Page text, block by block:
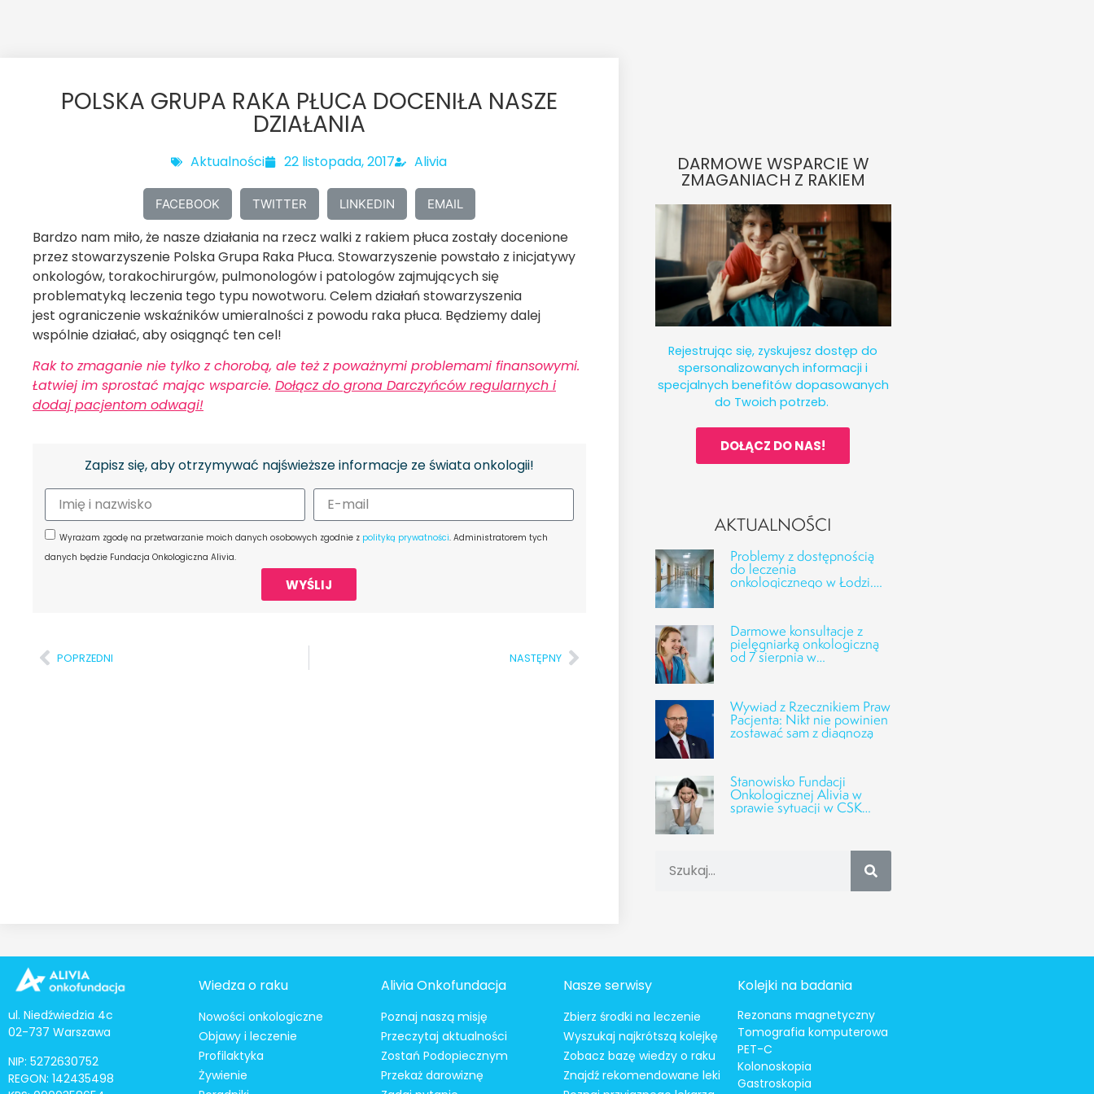
POLSKA GRUPA RAKA PŁUCA DOCENIŁA NASZE
DZIAŁANIA
Aktualności 22 listopada, 2017 Alivia
FACEBOOK TWITTER LINKEDIN EMAIL
Bardzo nam miło, że nasze działania na rzecz walki z rakiem płuca zostały docenione
przez stowarzyszenie Polska Grupa Raka Płuca. Stowarzyszenie powstało z inicjatywy
onkologów, torakochirurgów, pulmonologów i patologów zajmujących się
problematyką leczenia tego typu nowotworu. Celem działań stowarzyszenia
jest ograniczenie wskaźników umieralności z powodu raka płuca. Będziemy dalej
wspólnie działać, aby osiągnąć ten cel!
Rak to zmaganie nie tylko z chorobą, ale też z poważnymi problemami finansowymi.
Łatwiej im sprostać mając wsparcie. Dołącz do grona Darczyńców regularnych i
dodaj pacjentom odwagi!
Zapisz się, aby otrzymywać najświeższe informacje ze świata onkologii!
Wyrażam zgodę na przetwarzanie moich danych osobowych zgodnie z polityką prywatności. Administratorem tych
danych będzie Fundacja Onkologiczna Alivia.
WYŚLIJ
POPRZEDNI NASTĘPNY
DARMOWE WSPARCIE W
ZMAGANIACH Z RAKIEM
Rejestrując się, zyskujesz dostęp do
spersonalizowanych informacji i
specjalnych benefitów dopasowanych
do Twoich potrzeb.
DOŁĄCZ DO NAS!
AKTUALNOŚCI
Problemy z dostępnością
do leczenia
onkologicznego w Łodzi.
Odpowiedzi CSK UMED
Fundacji Alivia
Darmowe konsultacje z
pielęgniarką onkologiczną
od 7 sierpnia w
Onkofundacji Alivia!
Wywiad z Rzecznikiem Praw
Pacjenta: Nikt nie powinien
zostawać sam z diagnozą
Stanowisko Fundacji
Onkologicznej Alivia w
sprawie sytuacji w CSK
UMED w Łodzi
Wiedza o raku Alivia Onkofundacja Nasze serwisy Kolejki na badania
ul. Niedźwiedzia 4c
02-737 Warszawa
NIP: 5272630752
REGON: 142435498
Nowości onkologiczne
Objawy i leczenie
Profilaktyka
Żywienie
Poznaj naszą misję
Przeczytaj aktualności
Zostań Podopiecznym
Przekaż darowiznę
Zbierz środki na leczenie
Wyszukaj najkrótszą kolejkę
Zobacz bazę wiedzy o raku
Znajdź rekomendowane leki
Rezonans magnetyczny
Tomografia komputerowa
PET-C
Kolonoskopia
Gastroskopia